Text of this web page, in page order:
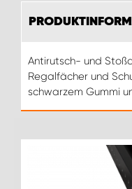
Antirutsch- und
Regalfächer und
schwarzem Gummi